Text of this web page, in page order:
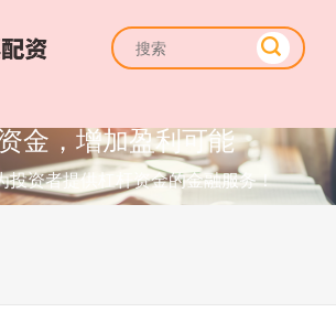
金，增加盈利可能
投资者提供杠杆资金的金融服务！